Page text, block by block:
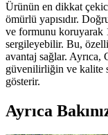
Ürünün en dikkat
ömürlü yapısıdır.
ve formunu koruyarak
sergileyebilir. Bu,
avantaj sağlar. Ayrıca,
güvenilirliğin ve kalite
gösterir.
Ayrıca